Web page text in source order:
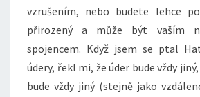
vzrušením, nebo budete lehce
přirozený a může být vaším
spojencem. Když jsem se ptal
údery, řekl mi, že úder bude vždy
bude vždy jiný (stejně jako